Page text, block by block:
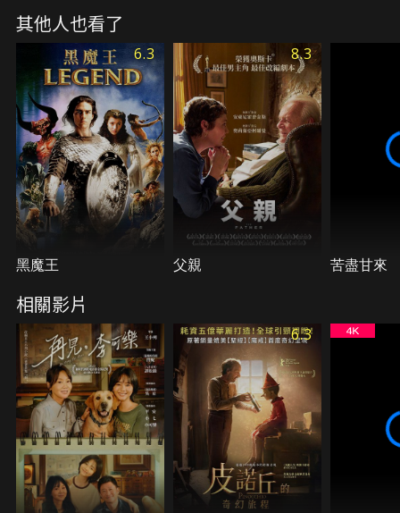
絲分別逃往夢幻島(Neverland)與仙境世界
(Wonderland)以躲避憂傷，卻在魔幻的世界中找到了
勇氣與力量，他們決心挽救支離破碎的家而踏上了倫
敦冒險之旅，顛覆你對童話故事的想像，愛麗絲與彼
得潘的冒險即將啟航！
其他人也看了
6.3
黑魔王
8.3
父親 苦盡甘來
相關影片
6.3